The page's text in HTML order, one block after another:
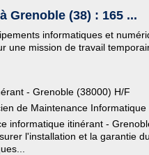
Grenoble (38) : 165 ...
informatiques et
une mission de travail
- Grenoble (38000) H/F
de Maintenance Informatique
informatique itinérant -
l'installation et la garantie